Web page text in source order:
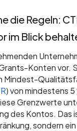
die Regeln:
im Blick
Konten vor.
Mindest-
) von mindestens
Grenzwerte
des Kontos. Das
sondern